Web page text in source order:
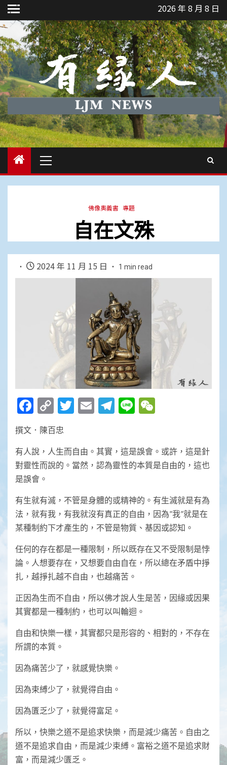
Skip
to
content
2026 年 8 月 8 日
Menu
佛像奧義書 專題
自在文殊
2024 年 11 月 15 日 1 min read
Facebook
Copy
Link
Twitter
EmailTelegram
Line
撰文．陳百忠
有人說，人生而自由。其實，這是誤會。或許，這是針
對靈性而說的。當然，認為靈性的本質是自由的，這也
是誤會。
有生就有滅，不管是身體的或精神的。有生滅就是有為
法，就有我，有我就沒有真正的自由，因為”我”就是在
某種制約下才產生的，不管是物質、基因或認知。
任何的存在都是一種限制，所以既存在又不受限制是悖
論。人想要存在，又想要自由自在，所以總在矛盾中掙
扎，越掙扎越不自由，也越痛苦。
正因為生而不自由，所以佛才說人生是苦，因緣或因果
其實都是一種制約，也可以叫輪迴。
自由和快樂一樣，其實都只是形容的、相對的，不存在
所謂的本質。
因為痛苦少了，就感覺快樂。
因為束縛少了，就覺得自由。
因為匱乏少了，就覺得富足。
所以，快樂之道不是追求快樂，而是減少痛苦。自由之
道不是追求自由，而是減少束縛。富裕之道不是追求財
富，而是減少匱乏。